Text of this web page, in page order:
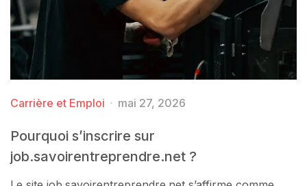
Carrière et Emploi mai 27, 2026
Pourquoi s’inscrire sur
job.savoirentreprendre.net ?